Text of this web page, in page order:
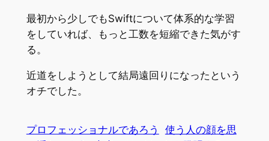
最初から少しでもSwiftについて体系的な学習
をしていれば、もっと工数を短縮できた気がす
る。
近道をしようとして結局遠回りになったという
オチでした。
プロフェッショナルであろう
使う人の顔を思